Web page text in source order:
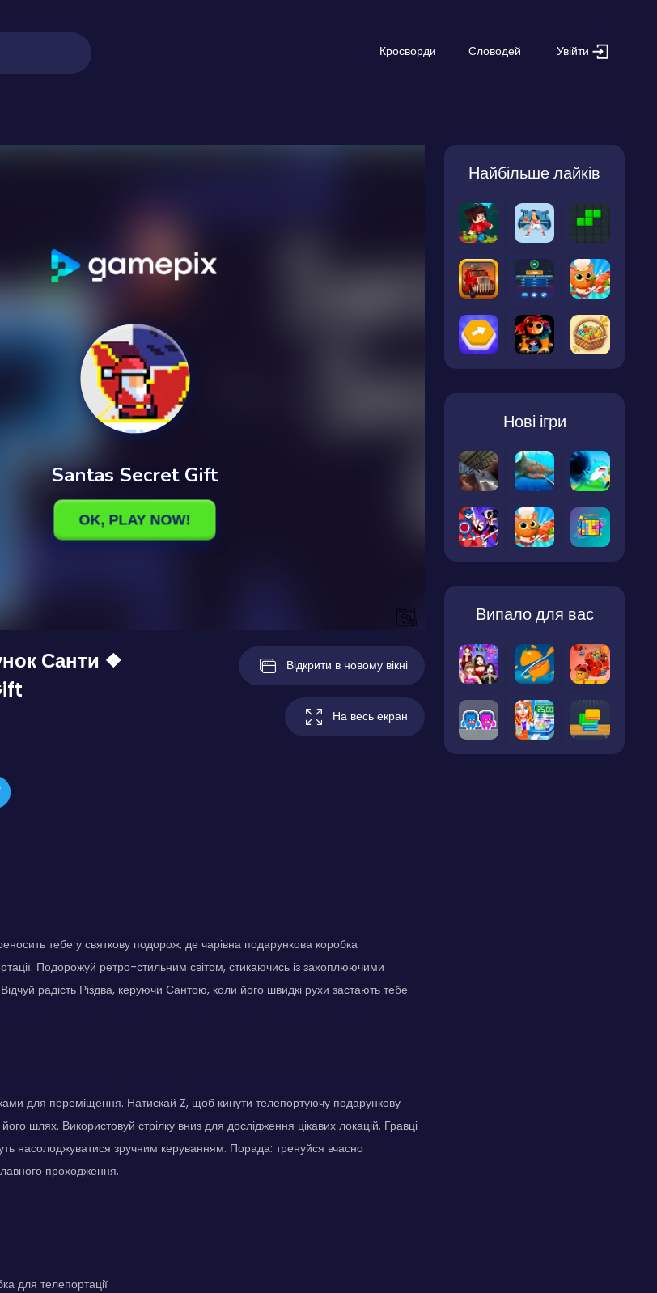
Кросворди Словодей Увійти
Санти ❖
Відкрити в новому вікні
На весь екран
тебе у святкову подорож, де чарівна подарункова коробка
Подорожуй ретро-стильним світом, стикаючись із захоплюючими
радість Різдва, керуючи Сантою, коли його швидкі рухи застають тебе
для переміщення. Натискай Z, щоб кинути телепортуючу подарункову
шлях. Використовуй стрілку вниз для дослідження цікавих локацій. Гравці
насолоджуватися зручним керуванням. Порада: тренуйся вчасно
проходження.
для телепортації
Найбільше лайків
Нові ігри
Випало для вас